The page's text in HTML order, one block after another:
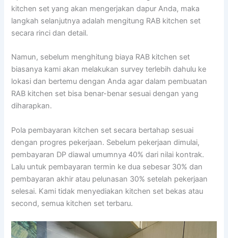
kitchen set yang akan mengerjakan dapur Anda, maka
langkah selanjutnya adalah mengitung RAB kitchen set
secara rinci dan detail.
Namun, sebelum menghitung biaya RAB kitchen set
biasanya kami akan melakukan survey terlebih dahulu ke
lokasi dan bertemu dengan Anda agar dalam pembuatan
RAB kitchen set bisa benar-benar sesuai dengan yang
diharapkan.
Pola pembayaran kitchen set secara bertahap sesuai
dengan progres pekerjaan. Sebelum pekerjaan dimulai,
pembayaran DP diawal umumnya 40% dari nilai kontrak.
Lalu untuk pembayaran termin ke dua sebesar 30% dan
pembayaran akhir atau pelunasan 30% setelah pekerjaan
selesai. Kami tidak menyediakan kitchen set bekas atau
second, semua kitchen set terbaru.